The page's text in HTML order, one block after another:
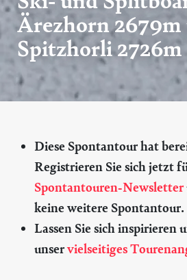
Ärezhorn
Spitzhorli 2726m
Diese Spontantour hat
Registrieren Sie sich jetzt
Spontantouren-Newsletter
keine weitere Spontantour.
Lassen Sie sich inspirieren
unservielseitiges